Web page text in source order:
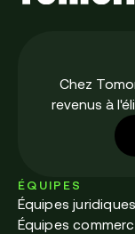
Chez
revenus à
ÉQUIPES
Équipes juridiques
Équipes